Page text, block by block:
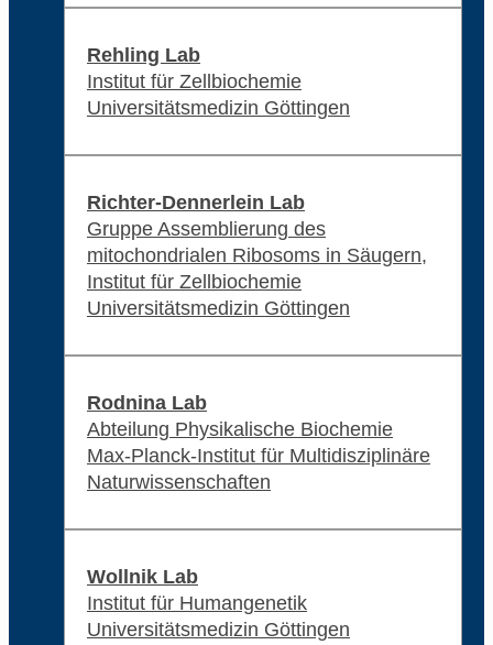
Rehling Lab
Institut für Zellbiochemie
Universitätsmedizin Göttingen
Richter-Dennerlein Lab
Gruppe Assemblierung des
mitochondrialen Ribosoms in Säugern,
Institut für Zellbiochemie
Universitätsmedizin Göttingen
Rodnina Lab
Abteilung Physikalische Biochemie
Max-Planck-Institut für Multidisziplinäre
Naturwissenschaften
Wollnik Lab
Institut für Humangenetik
Universitätsmedizin Göttingen